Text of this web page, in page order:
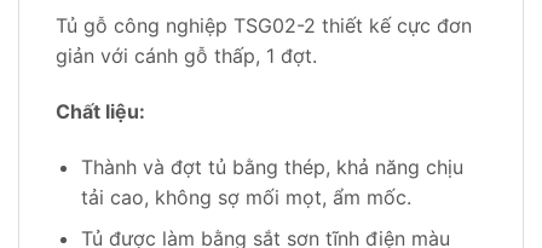
Tủ gỗ công nghiệp TSG02-2 thiết kế cực đơn
giản với cánh gỗ thấp, 1 đợt.
Chất liệu:
Thành và đợt tủ bằng thép, khả năng chịu
tải cao, không sợ mối mọt, ẩm mốc.
Tủ được làm bằng sắt sơn tĩnh điện màu